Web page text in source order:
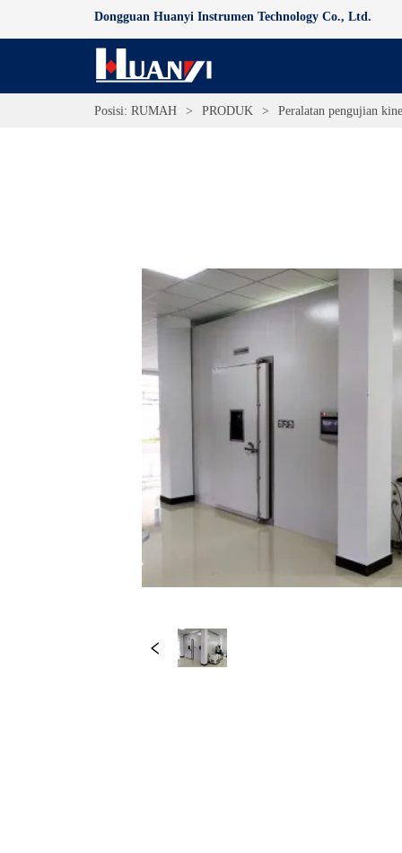
Dongguan Huanyi Instrumen Technology Co., Ltd.
Posisi: RUMAH > PRODUK > Peralatan pengujian